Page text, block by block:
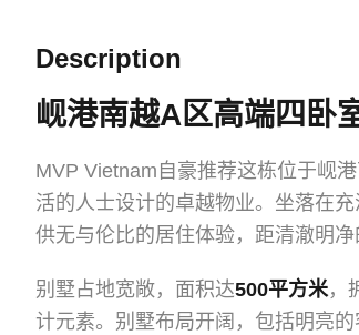
Description
岘港南越A区高端四卧
MVP Vietnam自豪推荐这栋位于岘
活的人士设计的卓越物业。坐落在
供无与伦比的居住体验，距清澈明净
别墅占地宽敞，面积达500平方米，
计元素。别墅布局开阔，包括明亮